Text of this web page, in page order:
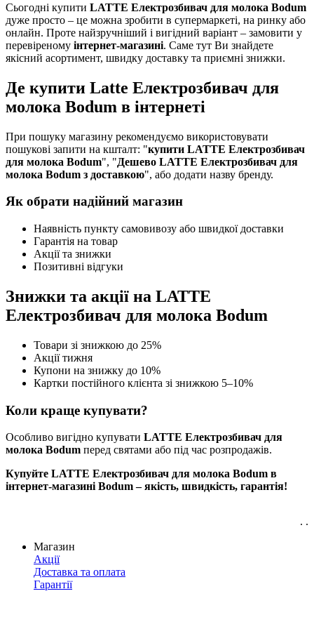
Сьогодні купити LATTE Електрозбивач для молока Bodum
дуже просто – це можна зробити в супермаркеті, на ринку або
онлайн. Проте найзручніший і вигідний варіант – замовити у
перевіреному інтернет-магазині. Саме тут Ви знайдете
якісний асортимент, швидку доставку та приємні знижки.
Де купити Latte Електрозбивач для
молока Bodum в інтернеті
При пошуку магазину рекомендуємо використовувати
пошукові запити на кшталт: "купити LATTE Електрозбивач
для молока Bodum", "Дешево LATTE Електрозбивач для
молока Bodum з доставкою", або додати назву бренду.
Як обрати надійний магазин
Наявність пункту самовивозу або швидкої доставки
Гарантія на товар
Акції та знижки
Позитивні відгуки
Знижки та акції на LATTE
Електрозбивач для молока Bodum
Товари зі знижкою до 25%
Акції тижня
Купони на знижку до 10%
Картки постійного клієнта зі знижкою 5–10%
Коли краще купувати?
Особливо вигідно купувати LATTE Електрозбивач для
молока Bodum перед святами або під час розпродажів.
Купуйте LATTE Електрозбивач для молока Bodum в
інтернет-магазині Bodum – якість, швидкість, гарантія!
. .
Магазин
Акції
Доставка та оплата
Гарантії